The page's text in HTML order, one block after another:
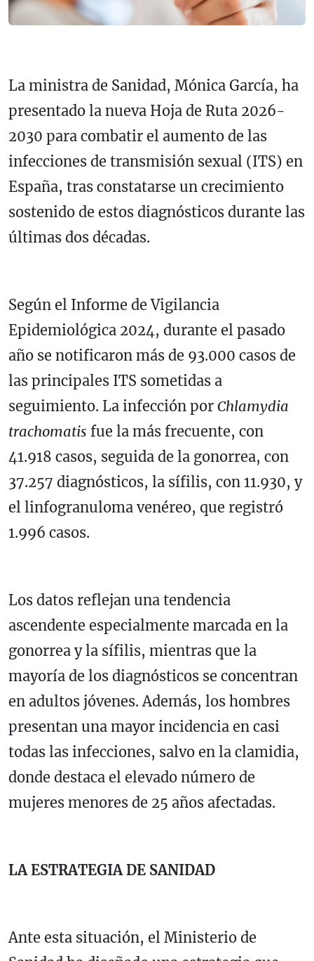
La ministra de Sanidad, Mónica García, ha
presentado la nueva Hoja de Ruta 2026-
2030 para combatir el aumento de las
infecciones de transmisión sexual (ITS) en
España, tras constatarse un crecimiento
sostenido de estos diagnósticos durante las
últimas dos décadas.
Según el Informe de Vigilancia
Epidemiológica 2024, durante el pasado
año se notificaron más de 93.000 casos de
las principales ITS sometidas a
seguimiento. La infección por Chlamydia
trachomatis fue la más frecuente, con
41.918 casos, seguida de la gonorrea, con
37.257 diagnósticos, la sífilis, con 11.930, y
el linfogranuloma venéreo, que registró
1.996 casos.
Los datos reflejan una tendencia
ascendente especialmente marcada en la
gonorrea y la sífilis, mientras que la
mayoría de los diagnósticos se concentran
en adultos jóvenes. Además, los hombres
presentan una mayor incidencia en casi
todas las infecciones, salvo en la clamidia,
donde destaca el elevado número de
mujeres menores de 25 años afectadas.
LA ESTRATEGIA DE SANIDAD
Ante esta situación, el Ministerio de